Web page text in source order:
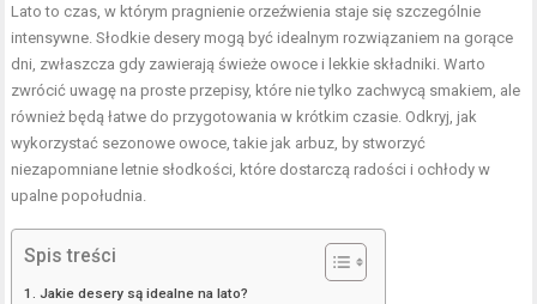
Lato to czas, w którym pragnienie orzeźwienia staje się szczególnie
intensywne. Słodkie desery mogą być idealnym rozwiązaniem na gorące
dni, zwłaszcza gdy zawierają świeże owoce i lekkie składniki. Warto
zwrócić uwagę na proste przepisy, które nie tylko zachwycą smakiem, ale
również będą łatwe do przygotowania w krótkim czasie. Odkryj, jak
wykorzystać sezonowe owoce, takie jak arbuz, by stworzyć
niezapomniane letnie słodkości, które dostarczą radości i ochłody w
upalne popołudnia.
Spis treści
Jakie desery są idealne na lato?